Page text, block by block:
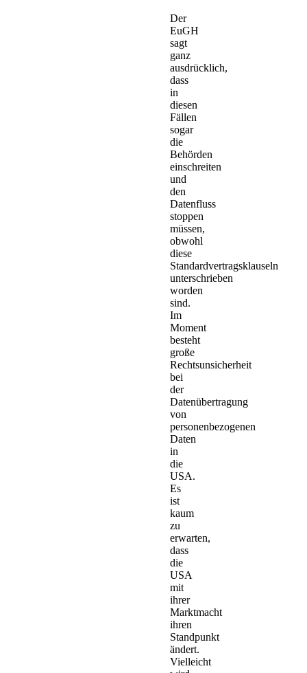
Der
EuGH
sagt
ganz
ausdrücklich,
dass
in
diesen
Fällen
sogar
die
Behörden
einschreiten
und
den
Datenfluss
stoppen
müssen,
obwohl
diese
Standardvertragsklauseln
unterschrieben
worden
sind.
Im
Moment
besteht
große
Rechtsunsicherheit
bei
der
Datenübertragung
von
personenbezogenen
Daten
in
die
USA.
Es
ist
kaum
zu
erwarten,
dass
die
USA
mit
ihrer
Marktmacht
ihren
Standpunkt
ändert.
Vielleicht